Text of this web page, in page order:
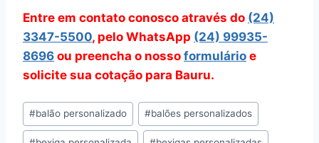
Entre em contato conosco através do (24)
3347-5500, pelo WhatsApp (24) 99935-
8696 ou preencha o nosso formulário e
solicite sua cotação para Bauru.
Tags
do
#balão personalizado #balões personalizados